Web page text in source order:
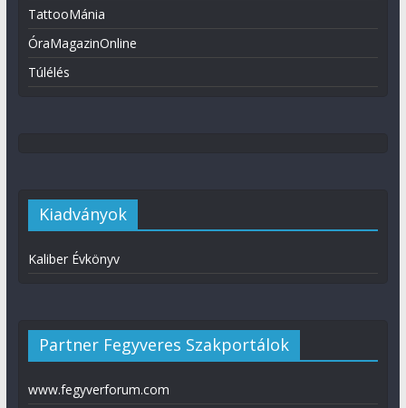
TattooMánia
ÓraMagazinOnline
Túlélés
Kiadványok
Kaliber Évkönyv
Partner Fegyveres Szakportálok
www.fegyverforum.com